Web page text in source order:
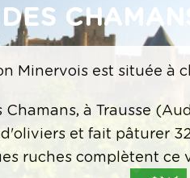
CHAMANS
Minervois est située à
Chamans, à Trausse
et fait pâturer
ruches complètent ce